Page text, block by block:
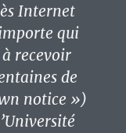
Internet
qui
recevoir
de
notice »)